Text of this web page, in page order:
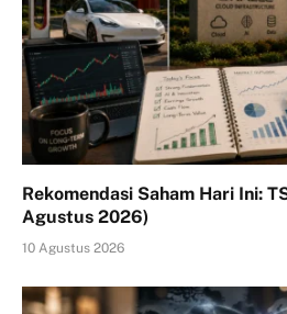
Rekomendasi Saham Hari Ini:
Agustus 2026)
10 Agustus 2026